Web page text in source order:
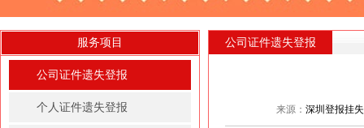
服务项目
公司证件遗失登报
个人证件遗失登报
公司证件遗失登报
来源： 深圳登报挂